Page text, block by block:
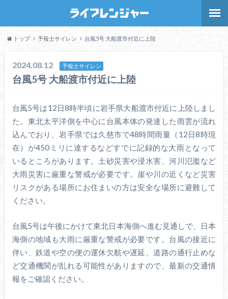
トップ 予報士サイレン 台風5号 大船渡市付近に上陸
2024.08.12 予報士サイレン
台風5号 大船渡市付近に上陸
台風5号は12日8時半頃に岩手県大船渡市付近に上陸しまし
た。東北太平洋側を中心に台風本体の発達した雨雲が流れ
込んでおり、岩手県では久慈市で48時間雨量（12日8時現
在）が450ミリに達するなどすでに記録的な大雨となって
いるところがあります。土砂災害や浸水害、河川氾濫など
大雨災害に厳重な警戒が必要です。崖や川の近くなど災害
リスクがある場所にお住まいの方は安全な場所に避難して
ください。
台風5号は午後にかけて東北日本海側へ進む見通しで、日本
海側の地域も大雨に厳重な警戒が必要です。台風の接近に
伴い、鉄道や空の便の運休欠航や遅延、道路の通行止めな
ど交通機関が乱れる可能性がありますので、最新の交通情
報をご確認ください。